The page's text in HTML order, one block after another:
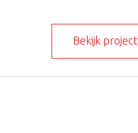
Bekijk project